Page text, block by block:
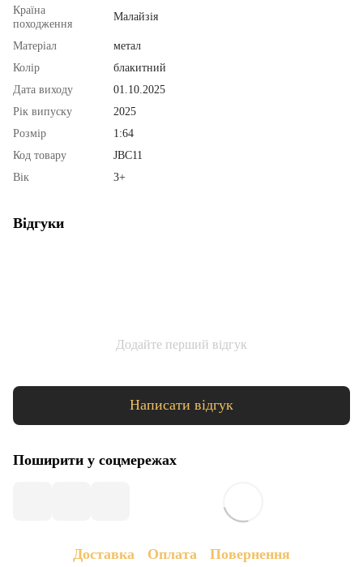
Країна
походження
Малайзія
Матеріал
метал
Колір
блакитний
Дата виходу
01.10.2025
Рік випуску
2025
Розмір
1:64
Код товару
JBC11
Вік
3+
Відгуки
Додайте перший відгук
Написати відгук
Поширити у соцмережах
Доставка Оплата Повернення